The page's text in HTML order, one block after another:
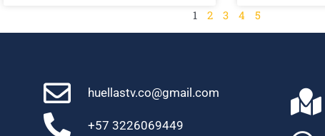
1 2 3 4 5
huellastv.co@gmail.com
+57 3226069449